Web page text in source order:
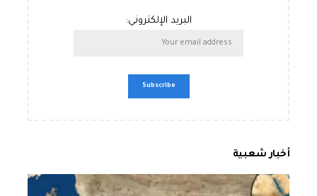
البريد الإلكتروني:
أخبار شعبية